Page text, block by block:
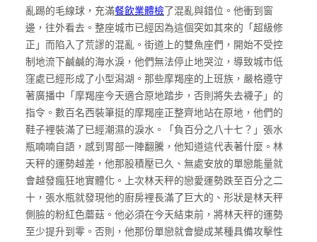
亂踢的毛線球，充滿餐飲業體檢了混亂與錯位。他衝到窗
邊，往外看去。整座城市已經因為這個突如其來的「超級修
正」而陷入了荒謬的混亂。街道上的雙魚座們，開始不受控
制地流下鹹鹹的海水淚，他們無法停止地哭泣，導致城市低
窪處已經形成了小型潟湖。那些摩羯座的上班族，嚴格遵守
著廣播中「摩羯座今天適合原地踏步，否則將失去襪子」的
指令。數百名西裝筆挺的摩羯座正整齊地站在原地，他們的
鞋子裡裝滿了已經潮濕的淚水。「負百分之八十七？」張水
瓶喃喃自語，感到胃部一陣翻騰，他知道這代表著什麼。林
天秤的運勢越差，他那股積壓已久、無處安放的單戀能量就
會越發瘋狂地實體化。上次林天秤的戀愛運勢跌至百分之二
十，張水瓶就發現他的廚房裡長滿了巨大的、形狀是林天秤
側臉的粉紅色蘑菇。他必須在今天結束前，將林天秤的運勢
至少提升到零。否則，他那份單戀就會變成某種具備攻擊性